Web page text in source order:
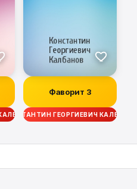
Фаворит 3
КОНСТАНТИН ГЕОРГИЕВИЧ КАЛБАНОВ